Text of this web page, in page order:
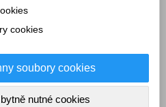
cookies
soubory cookies
nutné cookies